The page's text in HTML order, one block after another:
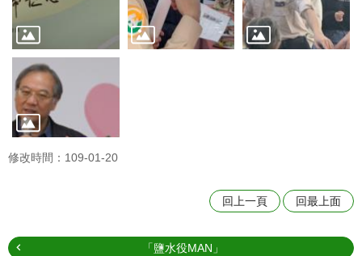
修改時間：109-01-20
回上一頁 回最上面
「鹽水役MAN」